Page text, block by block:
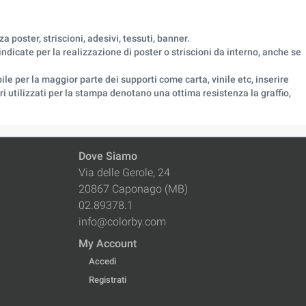
poster, striscioni, adesivi, tessuti, banner.
per la realizzazione di poster o striscioni da interno, anche se
per la maggior parte dei supporti come carta, vinile etc, inserire
utilizzati per la stampa denotano una ottima resistenza la graffio,
Dove Siamo
Via delle Gerole, 24
20867 Caponago (MB)
02.89378.1
info@colorby.com
My Account
Accedi
Registrati